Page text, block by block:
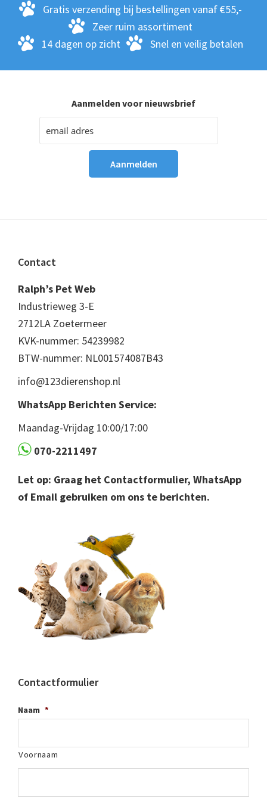
Gratis verzending bij bestellingen vanaf €55,-
Zeer ruim assortiment
14 dagen op zicht
Snel en veilig betalen
Aanmelden voor nieuwsbrief
Footer
Contact
Ralph’s Pet Web
Industrieweg 3-E
2712LA Zoetermeer
KVK-nummer: 54239982
BTW-nummer: NL001574087B43
info@123dierenshop.nl
WhatsApp Berichten Service:
Maandag-Vrijdag 10:00/17:00
070-2211497
Let op: Graag het Contactformulier, WhatsApp
of Email gebruiken om ons te berichten.
Contactformulier
Naam *
Voornaam